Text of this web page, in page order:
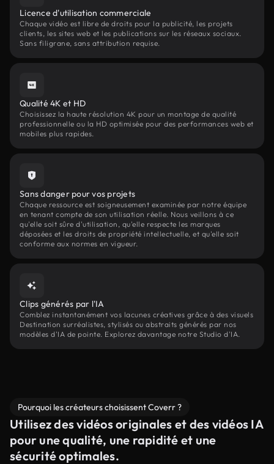
Licence d'utilisation commerciale
Chaque vidéo est libre de droits pour la publicité, les projets
clients, les sites web et les publications sur les réseaux sociaux.
Sans filigrane, sans attribution requise.
Qualité 4K et HD
Choisissez la haute résolution 4K pour un montage de qualité
professionnelle ou la HD optimisée pour des performances web et
mobiles plus rapides.
Sans danger pour vos projets
Chaque ressource est soigneusement examinée par notre équipe
en tenant compte de son utilisation réelle. Nous veillons à ce
qu'elle soit sûre d'utilisation, qu'elle respecte les marques
déposées et les droits de propriété intellectuelle, et qu'elle soit
conforme aux normes en vigueur.
Clips générés par l'IA
Comblez instantanément vos lacunes créatives grâce à des visuels
Destination surréalistes, stylisés ou abstraits générés par nos
modèles d'IA de pointe. Explorez davantage notre Studio d'IA.
Pourquoi les créateurs choisissent Coverr ?
Utilisez des vidéos originales et des vidéos IA
pour une qualité, une rapidité et une
sécurité optimales.